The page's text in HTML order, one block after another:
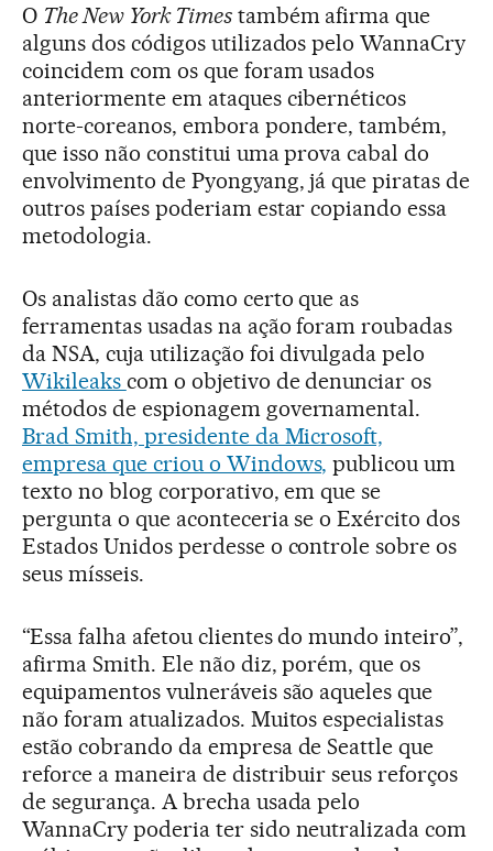
O The New York Timestambém afirma que
alguns dos códigos utilizados pelo WannaCry
coincidem com os que foram usados
anteriormente em ataques cibernéticos
norte-coreanos, embora pondere, também,
que isso não constitui uma prova cabal do
envolvimento de Pyongyang, já que piratas de
outros países poderiam estar copiando essa
metodologia.
Os analistas dão como certo que as
ferramentas usadas na ação foram roubadas
da NSA, cuja utilização foi divulgada pelo
Wikileaks com o objetivo de denunciar os
métodos de espionagem governamental.
Brad Smith, presidente da Microsoft,
empresa que criou o Windows, publicou um
texto no blog corporativo, em que se
pergunta o que aconteceria se o Exército dos
Estados Unidos perdesse o controle sobre os
seus mísseis.
“Essa falha afetou clientes do mundo inteiro”,
afirma Smith. Ele não diz, porém, que os
equipamentos vulneráveis são aqueles que
não foram atualizados. Muitos especialistas
estão cobrando da empresa de Seattle que
reforce a maneira de distribuir seus reforços
de segurança. A brecha usada pelo
WannaCry poderia ter sido neutralizada com